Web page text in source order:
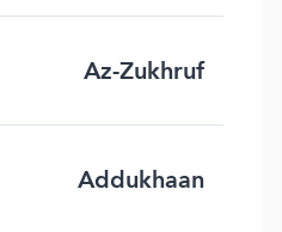
Az-Zukhruf
Addukhaan